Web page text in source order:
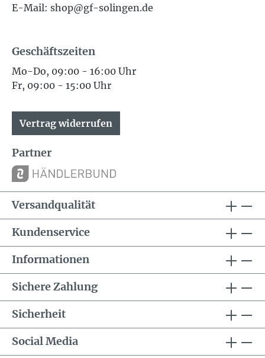
E-Mail: shop@gf-solingen.de
Geschäftszeiten
Mo-Do, 09:00 - 16:00 Uhr
Fr, 09:00 - 15:00 Uhr
Vertrag widerrufen
Partner
Versandqualität
Kundenservice
Informationen
Sichere Zahlung
Sicherheit
Social Media